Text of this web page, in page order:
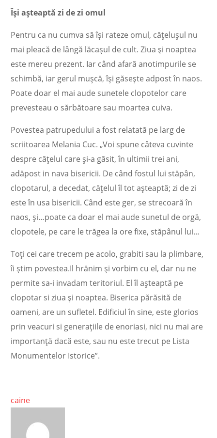
Îşi aşteaptă zi de zi omul
Pentru ca nu cumva să îşi rateze omul, căţeluşul nu
mai pleacă de lângă lăcaşul de cult. Ziua şi noaptea
este mereu prezent. Iar când afară anotimpurile se
schimbă, iar gerul muşcă, îşi găseşte adpost în naos.
Poate doar el mai aude sunetele clopotelor care
prevesteau o sărbătoare sau moartea cuiva.
Povestea patrupedului a fost relatată pe larg de
scriitoarea Melania Cuc. „Voi spune câteva cuvinte
despre cățelul care și-a găsit, în ultimii trei ani,
adăpost in nava bisericii. De când fostul lui stăpân,
clopotarul, a decedat, cățelul îl tot așteaptă; zi de zi
este în usa bisericii. Când este ger, se strecoară în
naos, și…poate ca doar el mai aude sunetul de orgă,
clopotele, pe care le trăgea la ore fixe, stăpânul lui…
Toți cei care trecem pe acolo, grabiti sau la plimbare,
îi știm povestea.Il hrănim și vorbim cu el, dar nu ne
permite sa-i invadam teritoriul. El îl așteaptă pe
clopotar si ziua și noaptea. Biserica părăsită de
oameni, are un sufletel. Edificiul în sine, este glorios
prin veacuri si generațiile de enoriasi, nici nu mai are
importanță dacă este, sau nu este trecut pe Lista
Monumentelor Istorice”.
caine